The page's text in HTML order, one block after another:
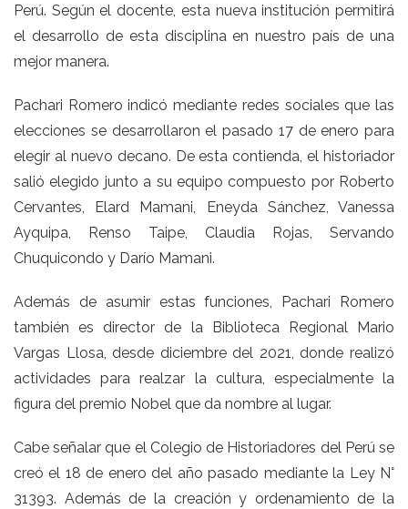
Perú. Según el docente, esta nueva institución permitirá
el desarrollo de esta disciplina en nuestro país de una
mejor manera.
Pachari Romero indicó mediante redes sociales que las
elecciones se desarrollaron el pasado 17 de enero para
elegir al nuevo decano. De esta contienda, el historiador
salió elegido junto a su equipo compuesto por Roberto
Cervantes, Elard Mamani, Eneyda Sánchez, Vanessa
Ayquipa, Renso Taipe, Claudia Rojas, Servando
Chuquicondo y Darío Mamani.
Además de asumir estas funciones, Pachari Romero
también es director de la Biblioteca Regional Mario
Vargas Llosa, desde diciembre del 2021, donde realizó
actividades para realzar la cultura, especialmente la
figura del premio Nobel que da nombre al lugar.
Cabe señalar que el Colegio de Historiadores del Perú se
creó el 18 de enero del año pasado mediante la Ley N°
31393. Además de la creación y ordenamiento de la